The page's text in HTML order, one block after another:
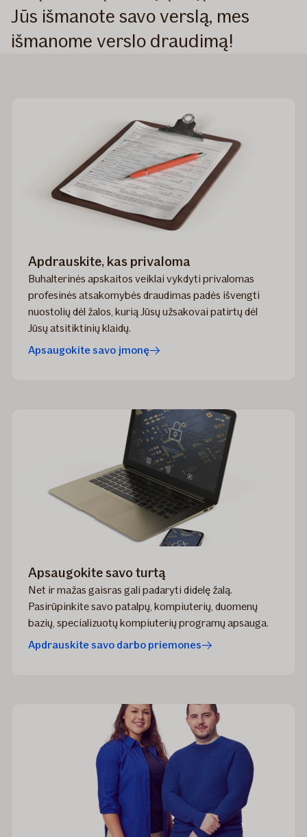
Jūs išmanote savo verslą, mes
išmanome verslo draudimą!
Apdrauskite, kas privaloma
Buhalterinės apskaitos veiklai vykdyti privalomas
profesinės atsakomybės draudimas padės išvengti
nuostolių dėl žalos, kurią Jūsų užsakovai patirtų dėl
Jūsų atsitiktinių klaidų.
Apsaugokite savo įmonę
Apsaugokite savo turtą
Net ir mažas gaisras gali padaryti didelę žalą.
Pasirūpinkite savo patalpų, kompiuterių, duomenų
bazių, specializuotų kompiuterių programų apsauga.
Apdrauskite savo darbo priemones